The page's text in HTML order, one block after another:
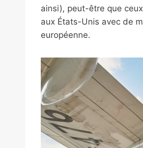
ainsi), peut-être que
aux États-Unis avec de
européenne.